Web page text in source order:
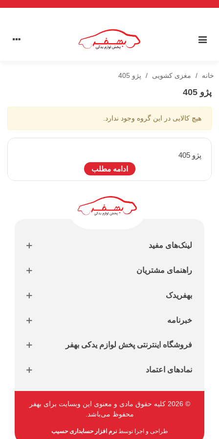
خانه / مغزی کشویی / پژو 405
پژو 405
هیچ کالایی در این گروه وجود ندارد.
پژو 405
ادامه مطلب
لینک‌های مفید
راهنمای مشتریان
بهفریدک
خبرنامه
فروشگاه اینترنتی پخش لوازم یدکی بهفر
نمادهای اعتماد
طراحی و اجرا توسطنرم افزار حسابداری حسیب
© 2026 کلیه حقوق مادی و معنوی این وبسایت برای بهفر
محفوظ می‌باشد.